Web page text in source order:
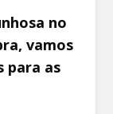
no
vamos
para as